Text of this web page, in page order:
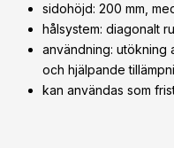
sidohöjd: 200 mm,
hålsystem: diagonalt
användning: utökning
och hjälpande
kan användas som